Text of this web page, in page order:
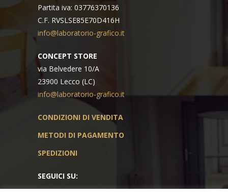
Partita iva: 03776370136
C.F. RVSLSE85E70D416H
info@laboratorio-grafico.it
CONCEPT STORE
via Belvedere 10/A
23900 Lecco (LC)
info@laboratorio-grafico.it
CONDIZIONI DI VENDITA
METODI DI PAGAMENTO
SPEDIZIONI
SEGUICI SU: